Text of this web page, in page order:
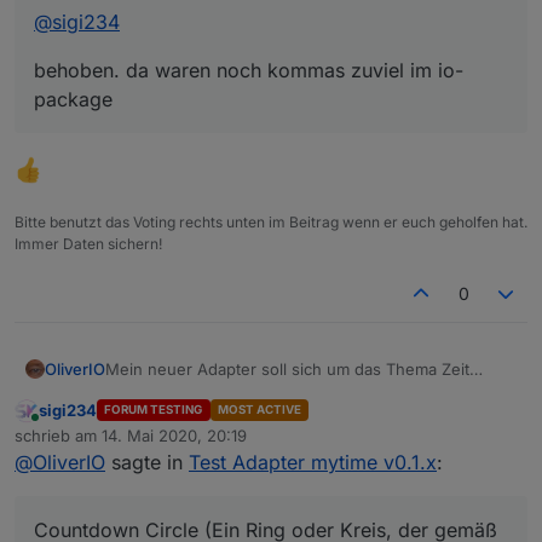
@sigi234
behoben. da waren noch kommas zuviel im io-
package
Bitte benutzt das Voting rechts unten im Beitrag wenn er euch geholfen hat.
Immer Daten sichern!
0
OliverIOMein neuer Adapter soll sich um das Thema Zeit
Als erster Funktionsbaustein habe ich einen
Countdown-Timer
inklusive 2 Widgets umgesetzt.
Installation und Einrichtung
Schritt 1 - Installation
https://github.com/oweitman/iobroker.mytime
Der Adapter müsste dann im Abschnitt adapter im
Online
sigi234 FORUM TESTING MOST ACTIVE
schrieb am 14. Mai 2020, 20:19
zuletzt editiert von
@OliverIO sagte in Test Adapter mytime v0.1.x:
Countdown Circle (Ein Ring oder Kreis, der gemäß